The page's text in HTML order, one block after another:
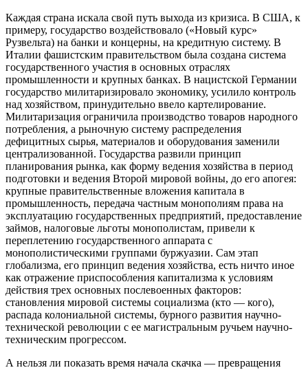
Каждая страна искала свой путь выхода из кризиса. В США, к
примеру, государство воздействовало («Новый курс»
Рузвельта) на банки и концерны, на кредитную систему. В
Италии фашистским правительством была создана система
государственного участия в основных отраслях
промышленности и крупных банках. В нацистской Германии
государство милитаризировало экономику, усилило контроль
над хозяйством, принудительно ввело картелирование.
Милитаризация ограничила производство товаров народного
потребления, а рыночную систему распределения
дефицитных сырья, материалов и оборудования заменили
централизованной. Государства развили принцип
планирования рынка, как форму ведения хозяйства в период
подготовки и ведения Второй мировой войны, до его апогея:
крупные правительственные вложения капитала в
промышленность, передача частным монополиям права на
эксплуатацию государственных предприятий, предоставление
займов, налоговые льготы монополистам, привели к
переплетению государственного аппарата с
монополистическими группами буржуазии. Сам этап
глобализма, его принцип ведения хозяйства, есть ничто иное
как отражение приспособления капитализма к условиям
действия трех основных послевоенных факторов:
становления мировой системы социализма (кто — кого),
распада колониальной системы, бурного развития научно-
технической революции с ее магистральным ручьем научно-
техническим прогрессом.
А нельзя ли показать время начала скачка — превращения